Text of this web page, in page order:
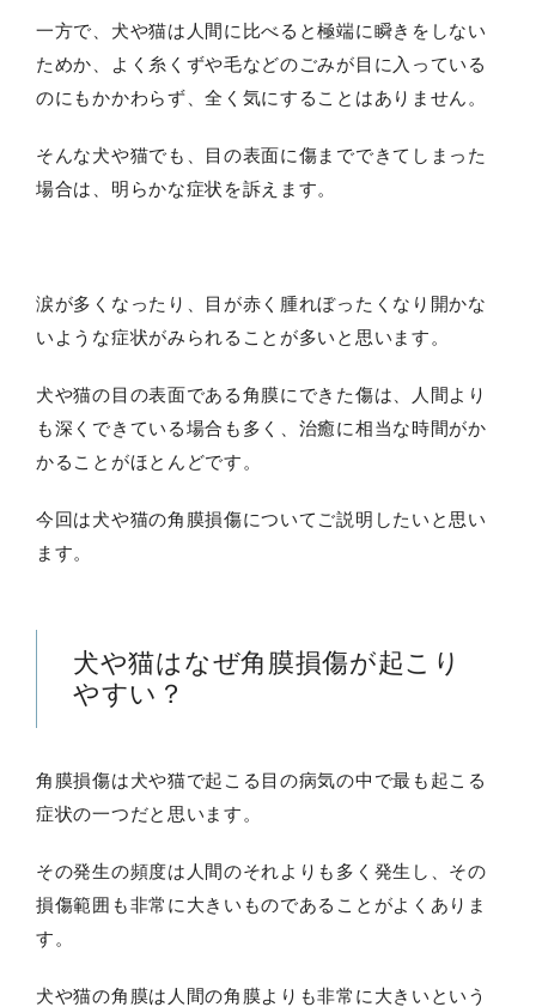
一方で、犬や猫は人間に比べると極端に瞬きをしない
ためか、よく糸くずや毛などのごみが目に入っている
のにもかかわらず、全く気にすることはありません。
そんな犬や猫でも、目の表面に傷までできてしまった
場合は、明らかな症状を訴えます。
涙が多くなったり、目が赤く腫れぼったくなり開かな
いような症状がみられることが多いと思います。
犬や猫の目の表面である角膜にできた傷は、人間より
も深くできている場合も多く、治癒に相当な時間がか
かることがほとんどです。
今回は犬や猫の角膜損傷についてご説明したいと思い
ます。
犬や猫はなぜ角膜損傷が起こり
やすい？
角膜損傷は犬や猫で起こる目の病気の中で最も起こる
症状の一つだと思います。
その発生の頻度は人間のそれよりも多く発生し、その
損傷範囲も非常に大きいものであることがよくありま
す。
犬や猫の角膜は人間の角膜よりも非常に大きいという